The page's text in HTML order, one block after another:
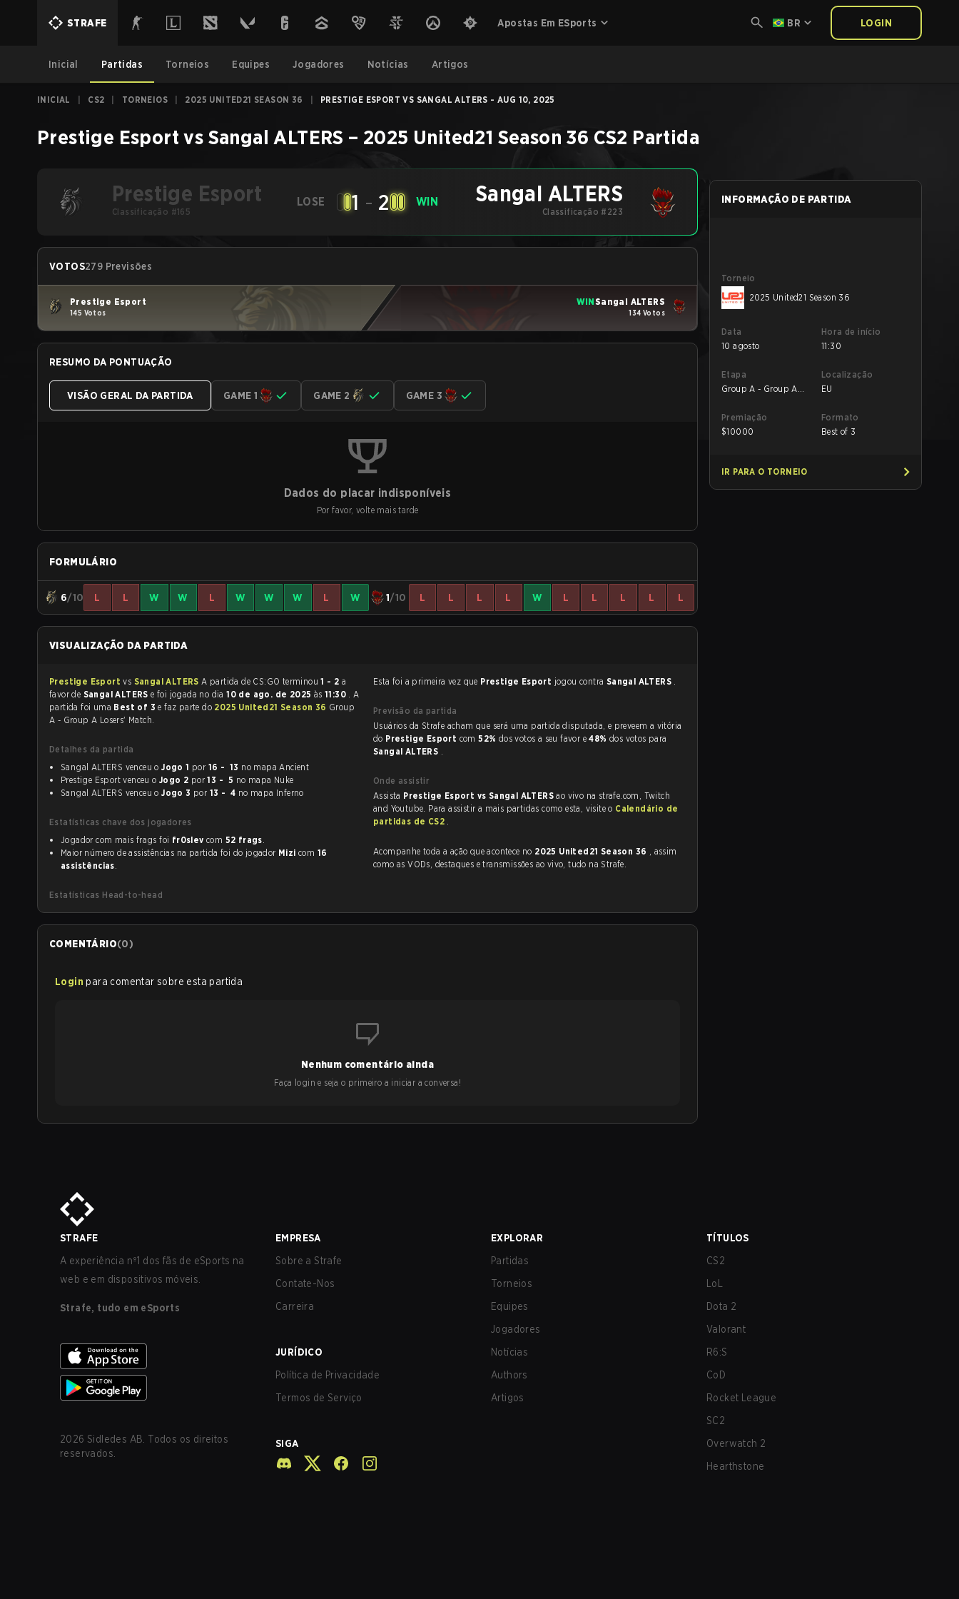
STRAFE Apostas Em ESports BR LOGIN
Inicial Partidas Torneios Equipes Jogadores Notícias Artigos
INICIAL CS2 TORNEIOS 2025 UNITED21 SEASON 36 PRESTIGE ESPORT VS SANGAL ALTERS - AUG 10, 2025
Prestige Esport vs Sangal ALTERS – 2025 United21 Season 36 CS2 Partida
Prestige Esport
Classificação #165
LOSE 1 - 2 WIN Sangal ALTERS
Classificação #223
VOTOS279 Previsões
Prestige Esport
145 Votos
WINSangal ALTERS
134 Votos
RESUMO DA PONTUAÇÃO
VISÃO GERAL DA PARTIDA GAME 1 GAME 2 GAME 3
Dados do placar indisponíveis
Por favor, volte mais tarde
FORMULÁRIO
6/10 L L W W L W W W L W 1/10 L L L L W L L L L L
VISUALIZAÇÃO DA PARTIDA
Prestige Esportvs Sangal ALTERS A partida de CS:GO terminou1 - 2
favor de Sangal ALTERS e foi jogada no dia10 de ago. de 2025 às 11:30 . A
partida foi uma Best of 3e faz parte do 2025 United21 Season 36 Group
A - Group A Losers' Match.
Detalhes da partida
Sangal ALTERS venceu oJogo 1 por 16 - 13 no mapa Ancient
Prestige Esport venceu o Jogo 2 por 13 - 5 no mapa Nuke
Sangal ALTERS venceu oJogo 3 por 13 - 4 no mapa Inferno
Estatísticas chave dos jogadores
Jogador com mais frags foi fr0slev com 52 frags.
Maior número de assistências na partida foi do jogador Mizi com 16
assistências.
Estatísticas Head-to-head
Esta foi a primeira vez que Prestige Esport jogou contra Sangal ALTERS .
Previsão da partida
Usuários da Strafe acham que será uma partida disputada, e preveem a vitória
do Prestige Esport com52% dos votos a seu favor e48% dos votos para
Sangal ALTERS .
Onde assistir
Assista Prestige Esport vs Sangal ALTERSao vivo na strafe.com, Twitch
and Youtube. Para assistir a mais partidas como esta, visite o Calendário de
partidas de CS2 .
Acompanhe toda a ação que acontece no 2025 United21 Season 36 , assim
como as VODs, destaques e transmissões ao vivo, tudo na Strafe.
COMENTÁRIO(0)
Login para comentar sobre esta partida
Nenhum comentário ainda
Faça login e seja o primeiro a iniciar a conversa!
INFORMAÇÃO DE PARTIDA
Torneio
2025 United21 Season 36
Data
10 agosto
Hora de início
11:30
Etapa
Group A - Group A
Localização
EU
Premiação
$10000
Formato
Best of 3
IR PARA O TORNEIO
STRAFE
A experiência nº1 dos fãs de eSports na
web e em dispositivos móveis.
Strafe, tudo em eSports
2026 Sidledes AB. Todos os direitos
reservados.
EMPRESA
Sobre a Strafe
Contate-Nos
Carreira
JURÍDICO
Política de Privacidade
Termos de Serviço
SIGA
EXPLORAR
Partidas
Torneios
Equipes
Jogadores
Notícias
Authors
Artigos
TÍTULOS
CS2
LoL
Dota 2
Valorant
R6:S
CoD
Rocket League
SC2
Overwatch 2
Hearthstone